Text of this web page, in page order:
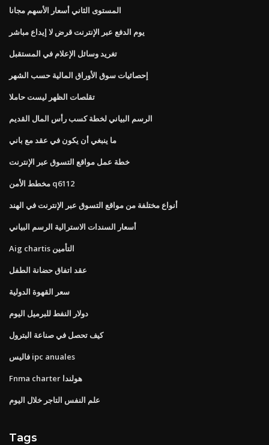
المستوى الثاني أسعار الأسهم مجانا
يوم الدفع عبر الإنترنت قرض لا إيداع مباشر
تغريد وسائل الإعلام في المستقبل
إحصائيات سوق الأوراق المالية حسب الشهر
تقلصات الظهر ليست حاملا
الرسم البياني لخطة كسب رأس المال القديم
ما ينبغي أن يكون في عقد مع باني
خطة عمل مواقع التسوق عبر الإنترنت
مخطط الأمن q6112
أنواع مختلفة من مواقع التسوق عبر الإنترنت في الهند
أسعار السندات الاسترالية الرسم البياني
Aig chartis التأمين
عقد اتفاق حضانة الطفل
سعر القهوة الدولية
دولار النفط للبرميل اليوم
كيف تحصل في صناعة البترول
فاليس ipc anuales
Fnma charter هولندا
علم النفس التاجر خلال اليوم
Tags